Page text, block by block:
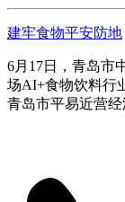
建牢食物平安防地
6月17日，青岛市
场AI+食物饮料行
青岛市平易近营